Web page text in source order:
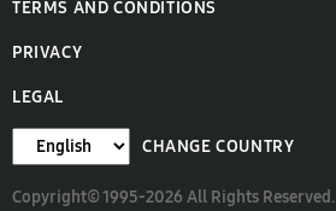
TERMS AND CONDITIONS
PRIVACY
LEGAL
CHANGE COUNTRY
Copyright© 1995-2026 All Rights Reserved.